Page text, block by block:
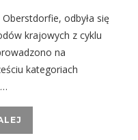
odbyła się
krajowych z cyklu
na
kategoriach